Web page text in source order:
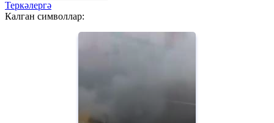
Теркәлергә
Калган символлар: